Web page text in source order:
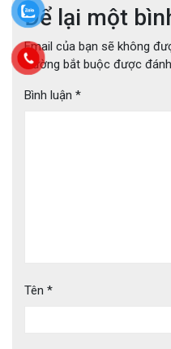
Để lại một
Email của bạn sẽ không
trường bắt buộc được
Bình luận *
Tên *